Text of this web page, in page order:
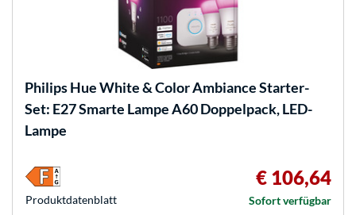
Philips HueWhite & Color Ambiance Starter-
Set: E27 Smarte Lampe A60 Doppelpack, LED-
Lampe
€ 106,64
Sofort verfügbar
Produkt­datenblatt